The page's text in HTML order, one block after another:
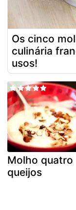
Os cinco
culinária
usos!
Molho quatro
queijos